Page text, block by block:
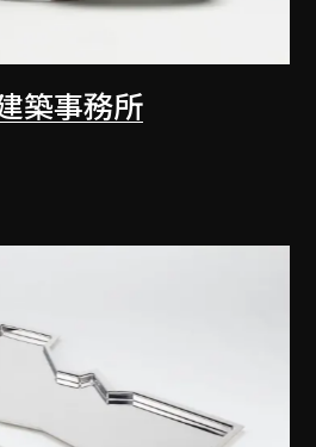
築事務所